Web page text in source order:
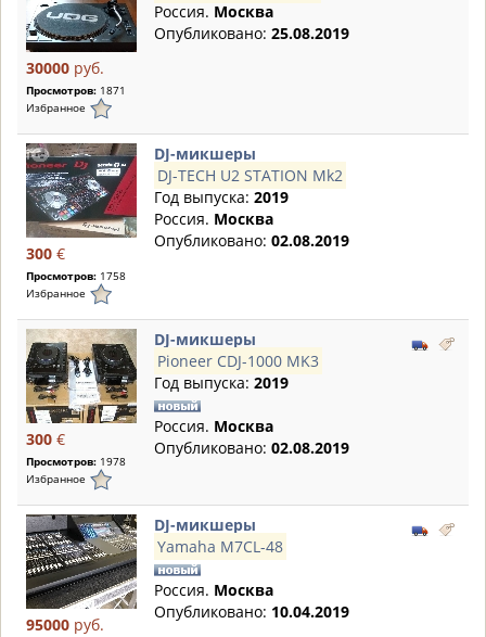
30000 руб.
Просмотров: 1871
Избранное
Россия. Москва
Опубликовано: 25.08.2019
300 €
Просмотров: 1758
Избранное
DJ-микшеры
DJ-TECH U2 STATION Mk2
Год выпуска: 2019
Россия. Москва
Опубликовано: 02.08.2019
300 €
Просмотров: 1978
Избранное
DJ-микшеры
Pioneer CDJ-1000 MK3
Год выпуска: 2019
Россия. Москва
Опубликовано: 02.08.2019
95000 руб.
DJ-микшеры
Yamaha M7CL-48
Россия. Москва
Опубликовано: 10.04.2019